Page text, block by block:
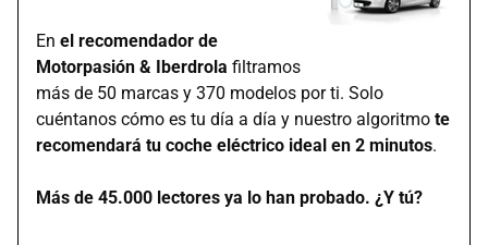
En el recomendador de
Motorpasión & Iberdrola filtramos
más de 50 marcas y 370 modelos por ti. Solo
cuéntanos cómo es tu día a día y nuestro algoritmo te
recomendará tu coche eléctrico ideal en 2 minutos.
Más de 45.000 lectores ya lo han probado. ¿Y tú?